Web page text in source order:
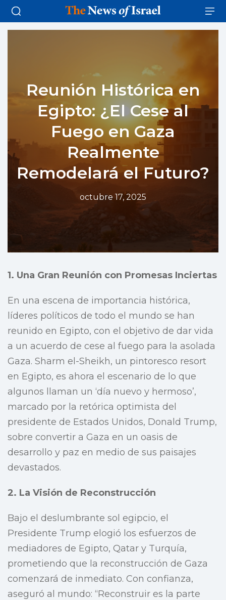
Reunión Histórica en
Egipto: ¿El Cese al
Fuego en Gaza
Realmente
Remodelará el Futuro?
octubre 17, 2025
1. Una Gran Reunión con Promesas Inciertas
En una escena de importancia histórica,
líderes políticos de todo el mundo se han
reunido en Egipto, con el objetivo de dar vida
a un acuerdo de cese al fuego para la asolada
Gaza. Sharm el-Sheikh, un pintoresco resort
en Egipto, es ahora el escenario de lo que
algunos llaman un ‘día nuevo y hermoso’,
marcado por la retórica optimista del
presidente de Estados Unidos, Donald Trump,
sobre convertir a Gaza en un oasis de
desarrollo y paz en medio de sus paisajes
devastados.
2. La Visión de Reconstrucción
Bajo el deslumbrante sol egipcio, el
Presidente Trump elogió los esfuerzos de
mediadores de Egipto, Qatar y Turquía,
prometiendo que la reconstrucción de Gaza
comenzará de inmediato. Con confianza,
aseguró al mundo: “Reconstruir es la parte